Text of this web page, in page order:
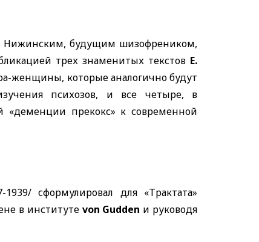
Нижинским, будущим шизофреником,
трех знаменитых текстов E.
женщины, которые аналогично будут
психозов, и все четыре, в
«деменции прекокс» к современной
1939/ сформулировал для «Трактата»
в институте von Gudden и руководя